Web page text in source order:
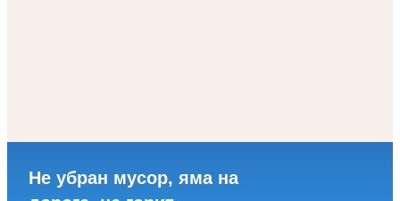
Не убран мусор, яма на